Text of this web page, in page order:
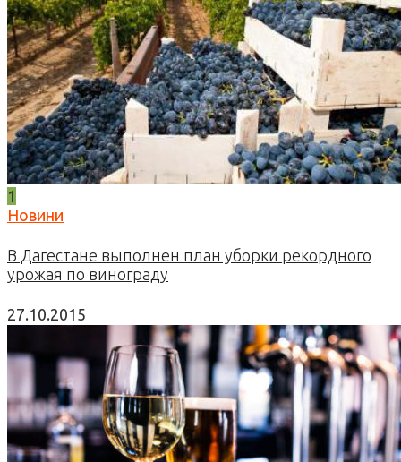
1
Новини
В Дагестане выполнен план уборки рекордного
урожая по винограду
27.10.2015